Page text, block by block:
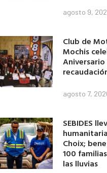
agosto 9,
Club de
Mochis
agosto 7,
SEBIDES
Choix;
100
las lluvias